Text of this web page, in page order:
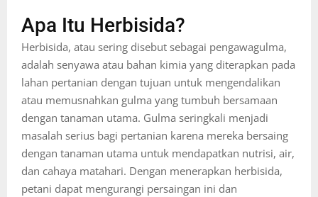
Apa Itu Herbisida?
Herbisida, atau sering disebut sebagai pengawagulma,
adalah senyawa atau bahan kimia yang diterapkan pada
lahan pertanian dengan tujuan untuk mengendalikan
atau memusnahkan gulma yang tumbuh bersamaan
dengan tanaman utama. Gulma seringkali menjadi
masalah serius bagi pertanian karena mereka bersaing
dengan tanaman utama untuk mendapatkan nutrisi, air,
dan cahaya matahari. Dengan menerapkan herbisida,
petani dapat mengurangi persaingan ini dan